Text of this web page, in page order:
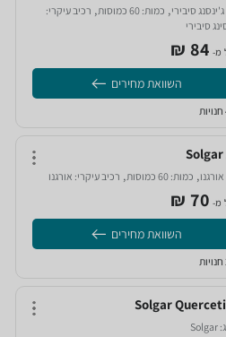
ג'ינסנג סיבירי‏ , כמות:60 כמוסות‏ , רכיב עיקרי:
סיבירי‏
מ- 84‏ ₪
השוואת מחירים
אורגנו‏ , כמות:60 כמוסות‏ , רכיב עיקרי: אורגנו‏
מ- 70‏ ₪
השוואת מחירים
Solgar
Solgar‏